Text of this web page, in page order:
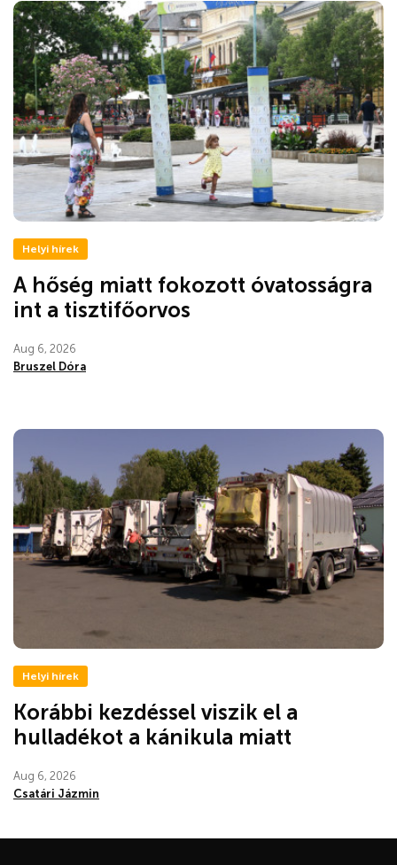
Helyi hírek
A hőség miatt fokozott óvatosságra
int a tisztifőorvos
Aug 6, 2026
Bruszel Dóra
Helyi hírek
Korábbi kezdéssel viszik el a
hulladékot a kánikula miatt
Aug 6, 2026
Csatári Jázmin